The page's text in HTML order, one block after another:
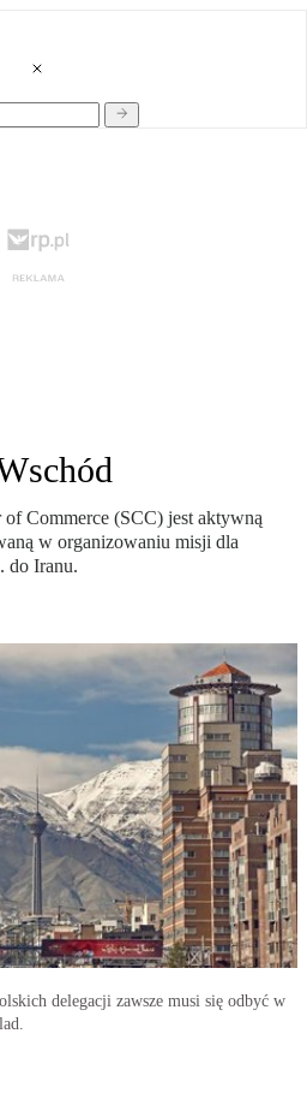
Commerce (SCC) jest aktywną
w organizowaniu misji dla
do Iranu.
delegacji zawsze musi się odbyć w